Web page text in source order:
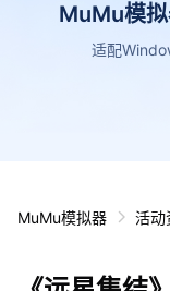
MuMu模拟
适配
MuMu模拟器 活动